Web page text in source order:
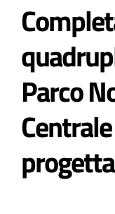
Partecipa
Comuni
Atti e Docunenti
Parco